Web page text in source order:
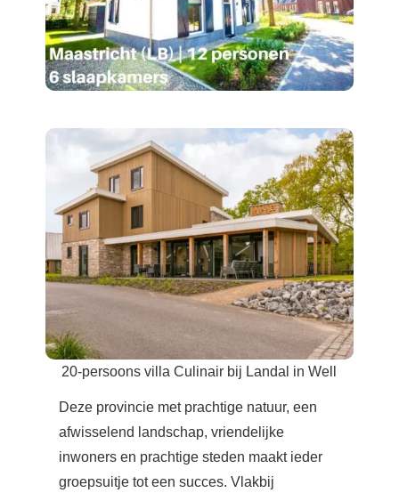
20-persoons villa Culinair bij Landal in Well
Deze provincie met prachtige natuur, een
afwisselend landschap, vriendelijke
inwoners en prachtige steden maakt ieder
groepsuitje tot een succes. Vlakbij